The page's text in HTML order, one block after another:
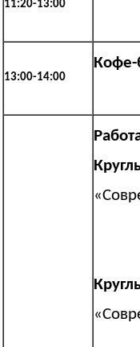
11:20-13:00
13:00-14:00
Кофе-